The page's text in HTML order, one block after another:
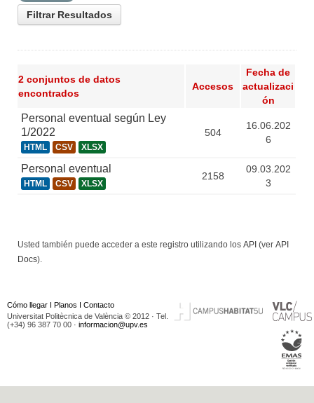
Filtrar Resultados
2 conjuntos de datos
encontrados
Accesos
Fecha de
actualizaci
ón
Personal eventual según Ley
1/2022
HTML CSV XLSX
504
16.06.202
6
Personal eventual
HTML CSV XLSX
2158
09.03.202
3
Usted también puede acceder a este registro utilizando los API (ver API
Docs).
Cómo llegar I Planos I Contacto
Universitat Politècnica de València © 2012 · Tel.
(+34) 96 387 70 00 · informacion@upv.es